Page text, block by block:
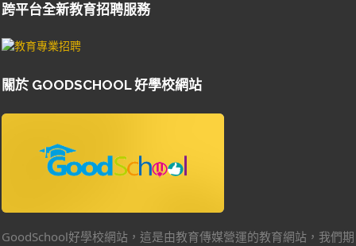
跨平台全新教育招聘服務
關於 GOODSCHOOL 好學校網站
GoodSchool好學校網站，這是由教育傳媒營運的教育網站，我們期